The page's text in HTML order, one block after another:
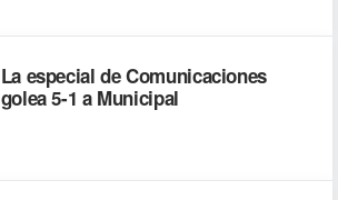
La especial de Comunicaciones
golea 5-1 a Municipal